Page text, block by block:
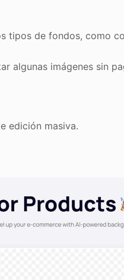
tipos de fondos, como
algunas imágenes sin
edición masiva.